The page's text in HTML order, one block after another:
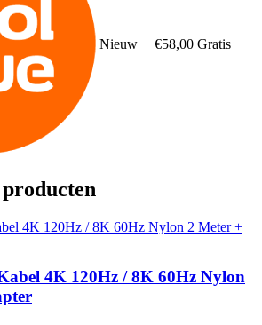
Nieuw €58,00 Gratis
4K 120Hz / 8K 60Hz Nylon